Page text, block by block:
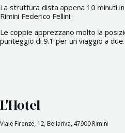
La struttura dista appena 10 minuti
Rimini Federico Fellini.
Le coppie apprezzano molto la
punteggio di 9.1 per un viaggio a due.
L'Hotel
Viale Firenze, 12, Bellariva, 47900 Rimini